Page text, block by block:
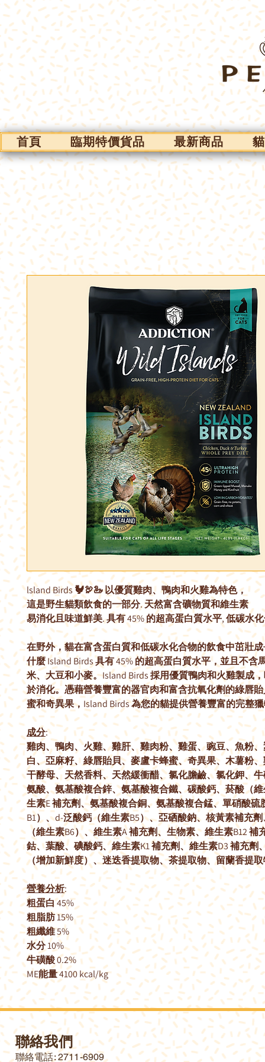
首頁 臨期特價貨品 最新商品
lsland Birds 🐓🦃🦢 以優質雞肉、鴨肉和火雞為特色，
這是野生貓類飲食的一部分. 天然富含礦物質和維生素
易消化且味道鮮美. 具有 45% 的超高蛋白質水平, 低碳水
在野外，貓在富含蛋白質和低碳水化合物的飲食中茁壯
什麼 Island Birds 具有 45% 的超高蛋白質水平，並且不含
米、大豆和小麥。Island Birds 採用優質鴨肉和火雞製成
於消化。憑藉營養豐富的器官肉和富含抗氧化劑的綠唇
蜜和奇異果，Island Birds 為您的貓提供營養豐富的完整
成分:
雞肉、鴨肉、火雞、雞肝、雞肉粉、雞蛋、豌豆、魚粉
白、亞麻籽、綠唇貽貝、麥盧卡蜂蜜、奇異果、木薯粉
干酵母、天然香料、天然緩衝醋、氯化膽鹼、氯化鉀、牛
氨酸、氨基酸複合鋅、氨基酸複合鐵、碳酸鈣、菸酸（
生素E 補充劑、氨基酸複合銅、氨基酸複合錳、單硝酸硫
B1）、d-泛酸鈣（維生素B5）、亞硒酸鈉、核黃素補充
（維生素B6）、維生素A 補充劑、生物素、維生素B12 補
鈷、葉酸、碘酸鈣、維生素K1 補充劑、維生素D3 補充劑
（增加新鮮度）、迷迭香提取物、茶提取物、留蘭香提
營養分析:
粗蛋白 45%
粗脂肪 15%
粗纖維 5%
水分 10%
牛磺酸 0.2%
ME能量 4100 kcal/kg
聯絡我們
​聯絡電話: 2711-6909